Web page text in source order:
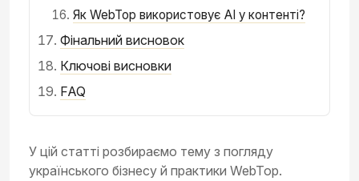
Як WebTop використовує AI у контенті?
Фінальний висновок
Ключові висновки
FAQ
У цій статті розбираємо тему з погляду
українського бізнесу й практики WebTop.